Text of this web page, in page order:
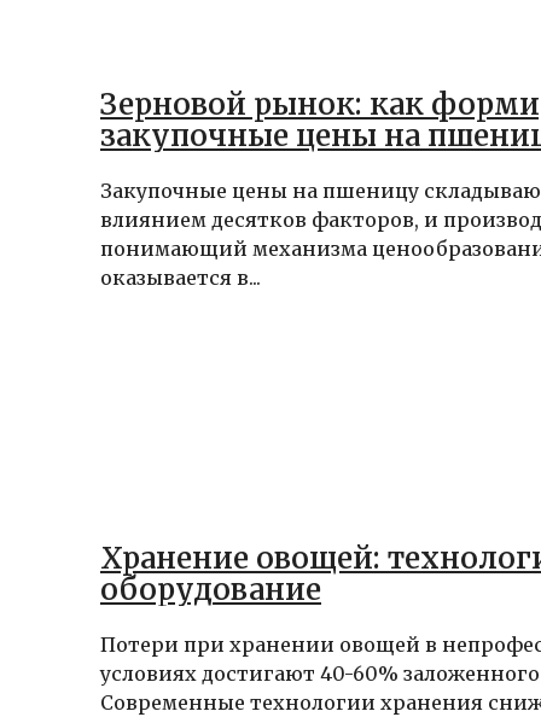
Зерновой рынок: как
закупочные цены на
Закупочные цены на пшеницу
влиянием десятков факторов, и
понимающий механизма
оказывается в...
Хранение овощей:
оборудование
Потери при хранении овощей в
условиях достигают 40-60%
Современные технологии хранения